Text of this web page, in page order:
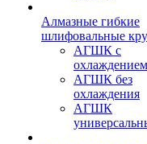
Алмазные гибкие
шлифовальные
АГШК с
охлаждением
АГШК без
охлаждения
АГШК